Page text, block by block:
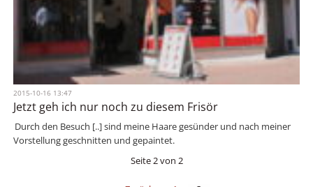
2015-10-16 13:47
Jetzt geh ich nur noch zu diesem Frisör
Durch den Besuch [..] sind meine Haare gesünder und nach meiner
Vorstellung geschnitten und gepaintet.
Seite 2 von 2